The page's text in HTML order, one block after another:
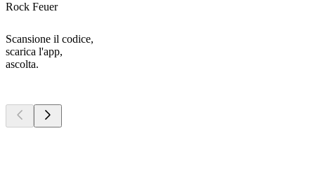
Rock Feuer
Scansione il codice,
scarica l'app,
ascolta.